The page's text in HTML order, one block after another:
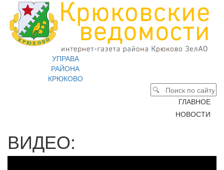
УПРАВА
РАЙОНА
КРЮКОВО
ГЛАВНОЕ
НОВОСТИ
ВИДЕО: